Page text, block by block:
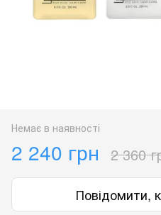
Немає в наявності
2 240 грн 2 360
Повідомити,